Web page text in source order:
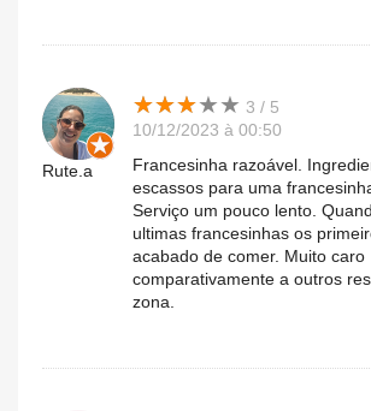
Rute.a
★★★★★
★★★★★ 3 / 5
10/12/2023 à 00:50
Francesinha razoável.
escassos para uma
Serviço um pouco lento.
ultimas francesinhas os
acabado de comer. Muito caro
comparativamente a outros
zona.